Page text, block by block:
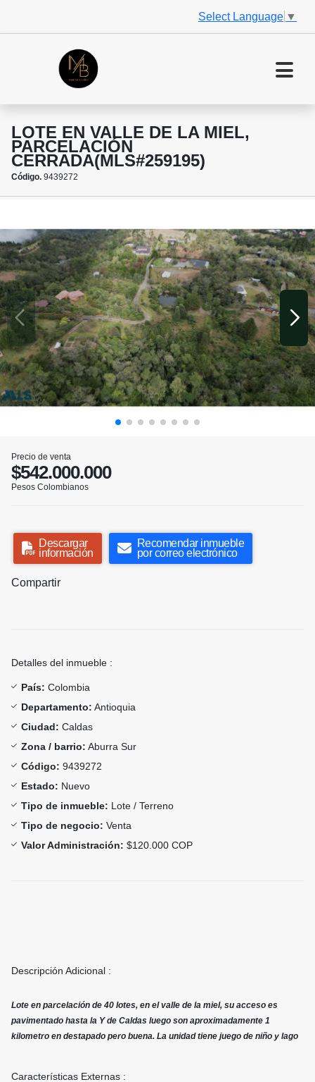
Select Language ▼
LOTE EN VALLE DE LA MIEL,
PARCELACIÓN
CERRADA(MLS#259195)
Código. 9439272
Precio de venta
$542.000.000
Pesos Colombianos
Descargar
información
Recomendar inmueble
por correo electrónico
Compartir
Detalles del inmueble :
País: Colombia
Departamento: Antioquia
Ciudad: Caldas
Zona / barrio: Aburra Sur
Código: 9439272
Estado: Nuevo
Tipo de inmueble: Lote / Terreno
Tipo de negocio: Venta
Valor Administración: $120.000 COP
Descripción Adicional :
Lote en parcelación de 40 lotes, en el valle de la miel, su acceso es
pavimentado hasta la Y de Caldas luego son aproximadamente 1
kilometro en destapado pero buena. La unidad tiene juego de niño y lago
Características Externas :